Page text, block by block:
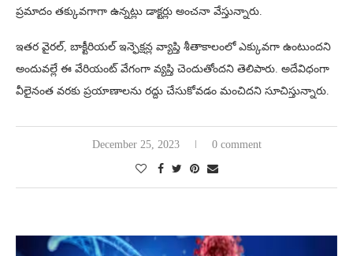
ప్రమాదం తక్కువగాగా ఉన్నట్లు డాక్టర్లు అంచనా వేస్తున్నారు.
ఇతర వైరల్, బాక్టీరియల్ ఇన్ఫెక్షన్ల వ్యాప్తి శీతాకాలంలో ఎక్కువగా ఉంటుందని
అందువల్లే ఈ వేరియంట్ వేగంగా వ్యప్తి చెందుతోందని తెలిపారు. అదేవిధంగా
వీలైనంత వరకు ప్రయాణాలను రద్దు చేసుకోవడం మంచిదని సూచిస్తున్నారు.
December 25, 2023 0 comment